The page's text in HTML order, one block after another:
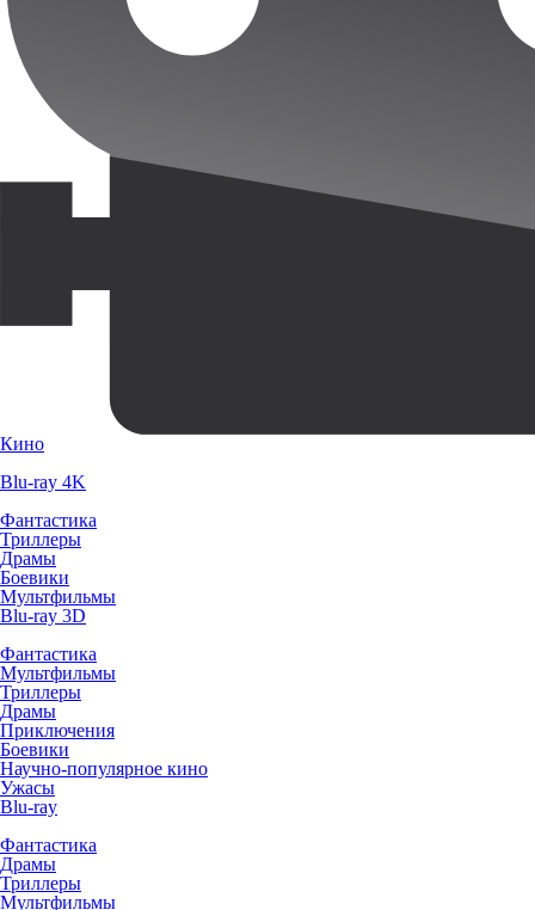
Кино
Blu-ray 4K
Фантастика
Триллеры
Драмы
Боевики
Мультфильмы
Blu-ray 3D
Фантастика
Мультфильмы
Триллеры
Драмы
Приключения
Боевики
Научно-популярное кино
Ужасы
Blu-ray
Фантастика
Драмы
Триллеры
Мультфильмы